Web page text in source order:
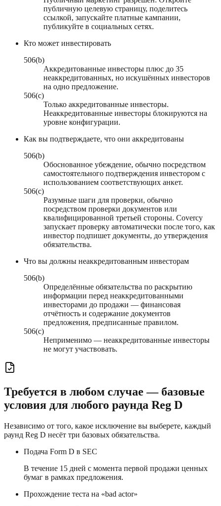
публичную целевую страницу, поделитесь
ссылкой, запускайте платные кампании,
публикуйте в социальных сетях.
Кто может инвестировать
506(b)
Аккредитованные инвесторы плюс до 35
неаккредитованных, но искушённых инвесторов
на одно предложение.
506(c)
Только аккредитованные инвесторы.
Неаккредитованные инвесторы блокируются на
уровне конфигурации.
Как вы подтверждаете, что они аккредитованы
506(b)
Обоснованное убеждение, обычно посредством
самостоятельного подтверждения инвестором с
использованием соответствующих анкет.
506(c)
Разумные шаги для проверки, обычно
посредством проверки документов или
квалифицированной третьей стороны. Covercy
запускает проверку автоматически после того, как
инвестор подпишет документы, до утверждения
обязательства.
Что вы должны неаккредитованным инвесторам
506(b)
Определённые обязательства по раскрытию
информации перед неаккредитованными
инвесторами до продажи — финансовая
отчётность и содержание документов
предложения, предписанные правилом.
506(c)
Неприменимо — неаккредитованные инвесторы
не могут участвовать.
Требуется в любом случае — базовые
условия для любого раунда Reg D
Независимо от того, какое исключение вы выберете, каждый
раунд Reg D несёт три базовых обязательства.
Подача Form D в SEC
В течение 15 дней с момента первой продажи ценных
бумаг в рамках предложения.
Прохождение теста на «bad actor»